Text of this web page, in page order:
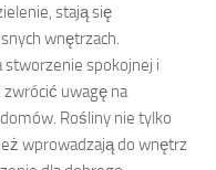
stają się
wnętrzach.
stworzenie spokojnej i
uwagę na
Rośliny nie tylko
wprowadzają do wnętrz